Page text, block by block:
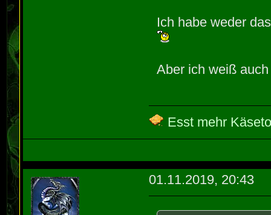
Ich habe weder
Aber ich weiß
Esst mehr
01.11.2019, 20:43